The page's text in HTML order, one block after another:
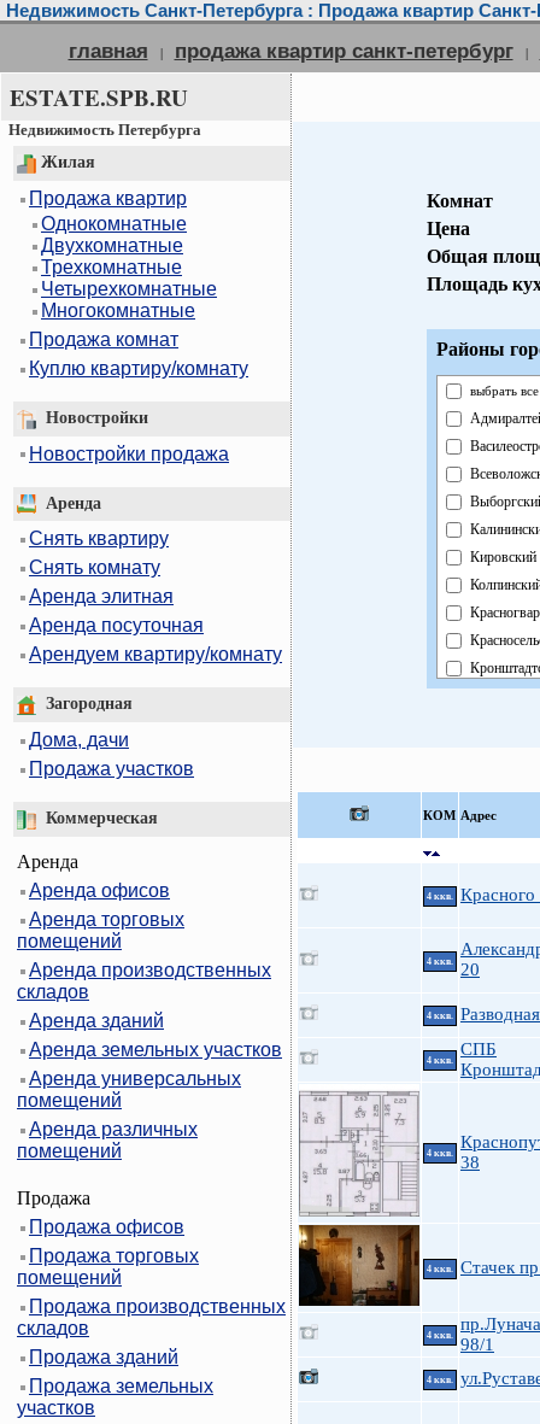
Недвижимость Санкт-Петербурга : Продажа квартир Санкт-
главная | продажа квартир санкт-петербург |
ESTATE.SPB.RU
Недвижимость Петербурга
Жилая
Продажа квартир
Однокомнатные
Двухкомнатные
Трехкомнатные
Четырехкомнатные
Многокомнатные
Продажа комнат
Куплю квартиру/комнату
Новостройки
Новостройки продажа
Аренда
Снять квартиру
Снять комнату
Аренда элитная
Аренда посуточная
Арендуем квартиру/комнату
Загородная
Дома, дачи
Продажа участков
Коммерческая
Аренда
Аренда офисов
Аренда торговых
помещений
Аренда производственных
складов
Аренда зданий
Аренда земельных участков
Аренда универсальных
помещений
Аренда различных
помещений
Продажа
Продажа офисов
Продажа торговых
помещений
Продажа производственных
складов
Продажа зданий
Продажа земельных
участков
Комнат
Цена
Общая
Площадь
Районы
выбрать все
Кировский
КOМ Адрес
4 ккв.
4 ккв.
20
4 ккв.
4 ккв.
СПБ
4 ккв.
38
4 ккв. Стачек
4 ккв.
98/1
4 ккв.